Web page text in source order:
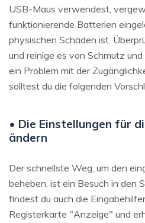
USB-Maus verwendest,
funktionierende Batterien
physischen Schäden ist.
und reinige es von Schmutz
ein Problem mit der
solltest du die folgenden
• Die Einstellungen für
ändern
Der schnellste Weg, um den
beheben, ist ein Besuch in den
findest du auch die
Registerkarte "Anzeige" und